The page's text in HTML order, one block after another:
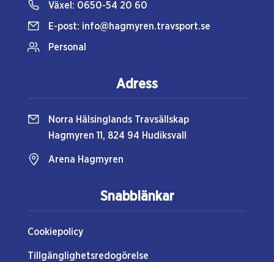
Snabblänkar
Cookiepolicy
Tillgänglighetsredogörelse
Växel: 0650-54 20 60
E-post: info@hagmyren.travsport.se
Personal
Adress
Norra Hälsinglands Travsällskap
Hagmyren 11, 824 94 Hudiksvall
Arena Hagmyren